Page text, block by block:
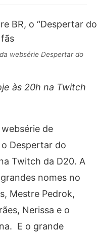
websérie Despertar do
às 20h na Twitch
de
Despertar do
Twitch da D20. A
nomes no
Mestre Pedrok,
Nerissa e o
E o grande